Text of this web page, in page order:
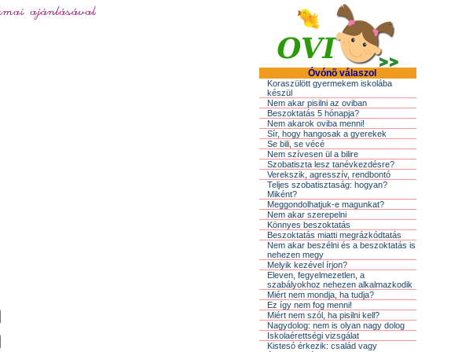
Óvónõ válaszol
Koraszülött gyermekem iskolába
készül
Nem akar pisilni az oviban
Beszoktatás 5 hónapja?
Nem akarok oviba menni!
Sír, hogy hangosak a gyerekek
Se bili, se vécé
Nem szívesen ül a bilire
Szobatiszta lesz tanévkezdésre?
Verekszik, agresszív, rendbontó
Teljes szobatisztaság: hogyan?
Miként?
Meggondolhatjuk-e magunkat?
Nem akar szerepelni
Könnyes beszoktatás
Beszoktatás miatti megrázkódtatás
Nem akar beszélni és a beszoktatás is
nehezen megy
Melyik kezével írjon?
Eleven, fegyelmezetlen, a
szabályokhoz nehezen alkalmazkodik
Miért nem mondja, ha tudja?
Ez így nem fog menni!
Miért nem szól, ha pisilni kell?
Nagydolog: nem is olyan nagy dolog
Iskolaérettségi vizsgálat
Kistesó érkezik: család vagy